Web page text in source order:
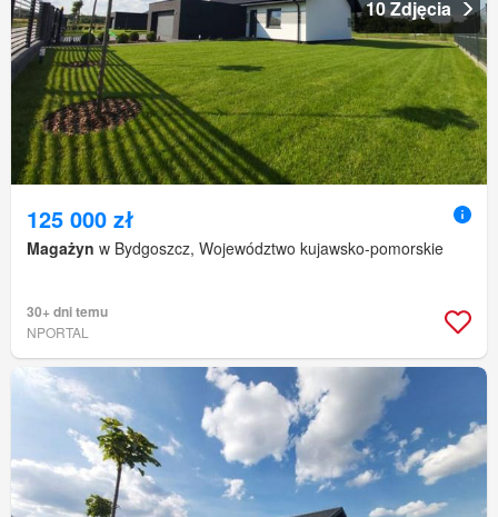
10 Zdjęcia
125 000 zł
Magażyn w Bydgoszcz, Województwo kujawsko-pomorskie
30+ dni temu
NPORTAL